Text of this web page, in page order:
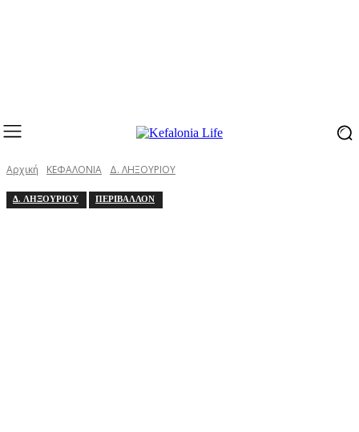
Αρχική ΚΕΦΑΛΟΝΙΑ Δ. ΛΗΞΟΥΡΙΟΥ
Δ. ΛΗΞΟΥΡΙΟΥ ΠΕΡΙΒΑΛΛΟΝ